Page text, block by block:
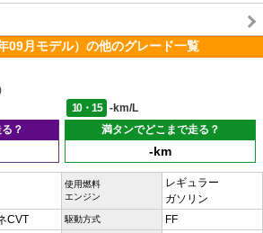
09月モデル）の他のグレード一覧
10・15
-km/L
？
満タンでどこまで走る？
-km
使用燃料
エンジン
レギュラー
ガソリン
CVT 駆動方式 FF